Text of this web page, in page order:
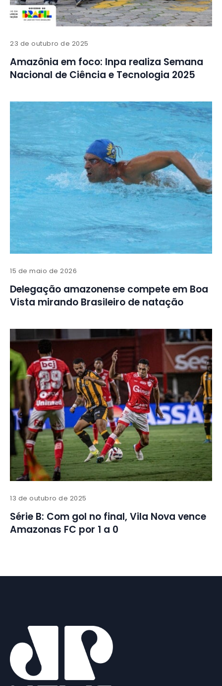
23 de outubro de 2025
Amazônia em foco: Inpa realiza Semana
Nacional de Ciência e Tecnologia 2025
15 de maio de 2026
Delegação amazonense compete em Boa
Vista mirando Brasileiro de natação
13 de outubro de 2025
Série B: Com gol no final, Vila Nova vence
Amazonas FC por 1 a 0